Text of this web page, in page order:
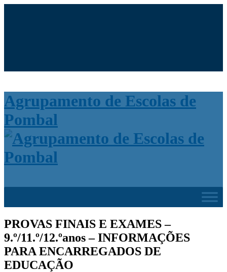
for:
Agrupamento de Escolas de
Pombal
PROVAS FINAIS E EXAMES –
9.º/11.º/12.ºanos – INFORMAÇÕES
PARA ENCARREGADOS DE
EDUCAÇÃO